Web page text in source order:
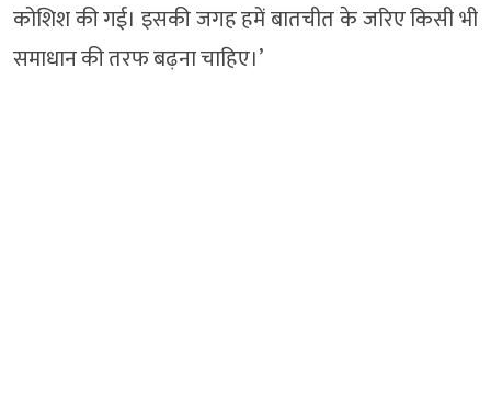
कोशिश की गई। इसकी जगह हमें बातचीत के जरिए किसी भी
समाधान की तरफ बढ़ना चाहिए।’